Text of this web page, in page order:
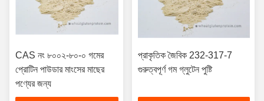
CAS নং ৮০০২-৮০-০ গমের
প্রোটিন পাউডার মাংসের মাছের
পণ্যের জন্য
প্রাকৃতিক জৈবিক 232-317-7
গুরুত্বপূর্ণ গম গ্লুটেন পুষ্টি